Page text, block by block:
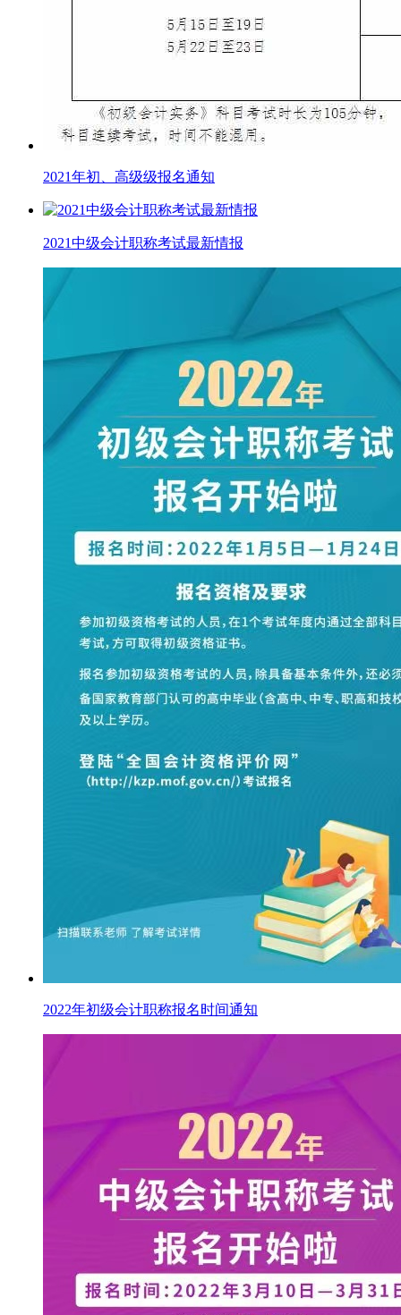
2021年初、高级级报名通知
2021中级会计职称考试最新情报
2022年初级会计职称报名时间通知